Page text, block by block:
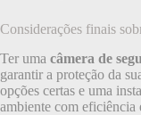
Considerações finais
Ter uma câmera de
garantir a proteção da
opções certas e uma
ambiente com eficiência